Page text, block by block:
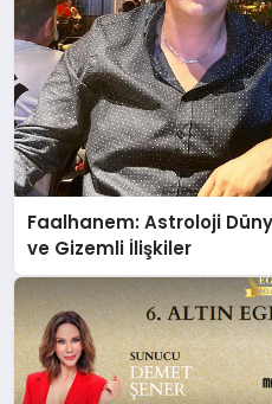
Faalhanem: Astroloji
ve Gizemli İlişkiler